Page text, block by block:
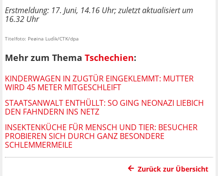
Erstmeldung: 17. Juni, 14.16 Uhr; zuletzt aktualisiert um
16.32 Uhr
Titelfoto: Peøina Ludìk/CTK/dpa
Mehr zum Thema Tschechien:
KINDERWAGEN IN ZUGTÜR EINGEKLEMMT: MUTTER
WIRD 45 METER MITGESCHLEIFT
STAATSANWALT ENTHÜLLT: SO GING NEONAZI LIEBICH
DEN FAHNDERN INS NETZ
INSEKTENKÜCHE FÜR MENSCH UND TIER: BESUCHER
PROBIEREN SICH DURCH GANZ BESONDERE
SCHLEMMERMEILE
Zurück zur Übersicht